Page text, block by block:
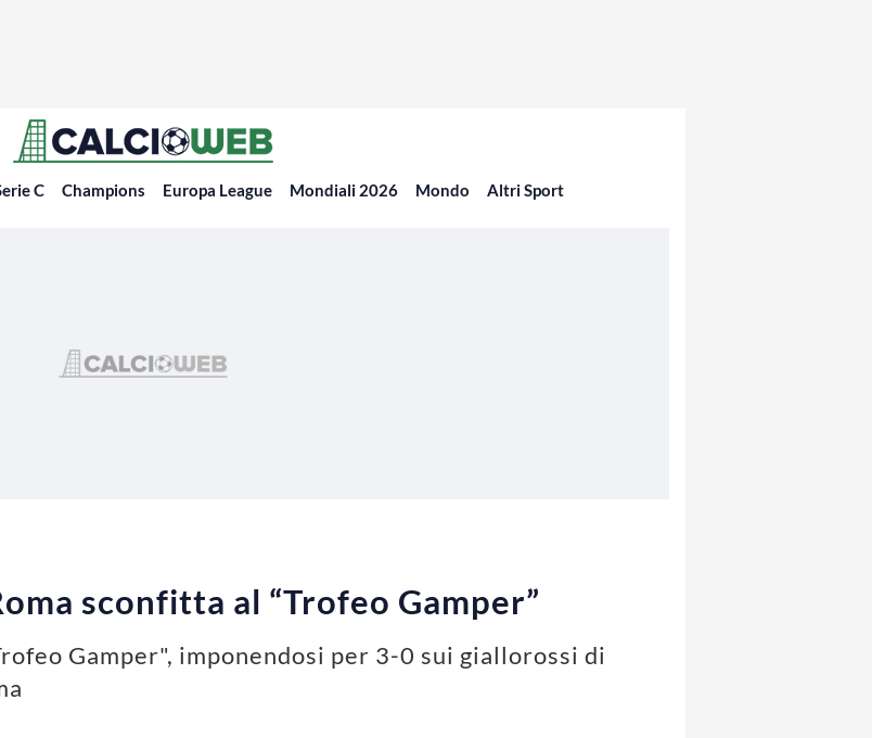
C Champions Europa League Mondiali 2026 Mondo Altri Sport
sconfitta al “Trofeo Gamper”
Gamper", imponendosi per 3-0 sui giallorossi di